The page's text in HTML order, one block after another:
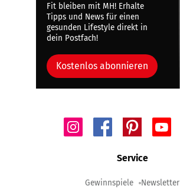
Fit bleiben mit MH! Erhalte
Tipps und News für einen
gesunden Lifestyle direkt in
dein Postfach!
Kostenlos abonnieren
Service
Gewinnspiele Newsletter